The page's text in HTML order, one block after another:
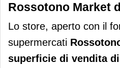
Rossotono Market
Lo store, aperto con il
supermercati
superficie di vendita di